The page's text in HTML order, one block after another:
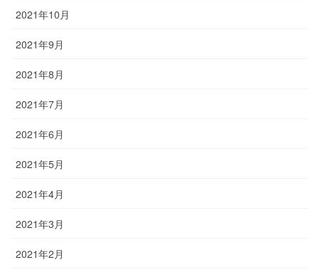
2021年10月
2021年9月
2021年8月
2021年7月
2021年6月
2021年5月
2021年4月
2021年3月
2021年2月